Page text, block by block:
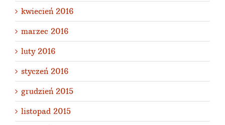
kwiecień 2016
marzec 2016
luty 2016
styczeń 2016
grudzień 2015
listopad 2015